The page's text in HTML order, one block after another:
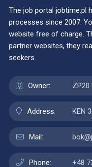
The job portal jobtime.pl
processes since 2007.
website free of charge.
partner websites, they
seekers.
Owner: ZP20
Address: KEN
Mail:
Phone: +48